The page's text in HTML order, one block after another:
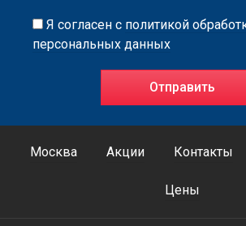
Я согласен с политикой
персональных данных
Москва Акции Контакты
Цены